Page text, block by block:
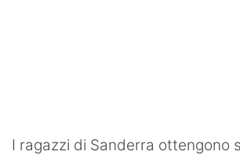
I ragazzi di Sanderra ottengono